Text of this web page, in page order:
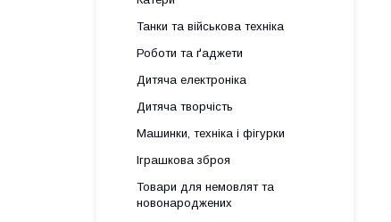
Танки та військова техніка
Роботи та ґаджети
Дитяча електроніка
Дитяча творчість
Машинки, техніка і фігурки
Іграшкова зброя
Товари для немовлят та
новонароджених